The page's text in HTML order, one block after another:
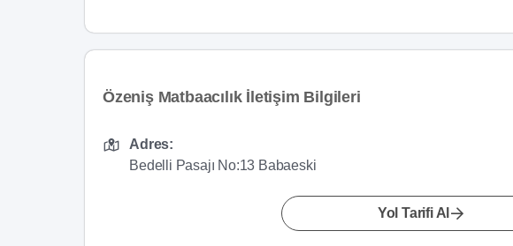
Özeniş Matbaacılık İletişim Bilgileri
Adres:
Bedelli Pasajı No:13 Babaeski
Yol Tarifi Al